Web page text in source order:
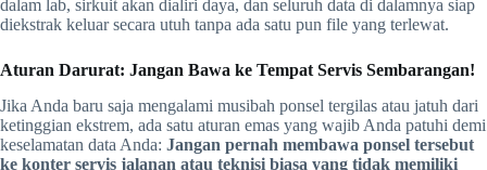
dalam lab, sirkuit akan dialiri daya, dan seluruh data di dalamnya siap
diekstrak keluar secara utuh tanpa ada satu pun file yang terlewat.
Aturan Darurat: Jangan Bawa ke Tempat Servis Sembarangan!
Jika Anda baru saja mengalami musibah ponsel tergilas atau jatuh dari
ketinggian ekstrem, ada satu aturan emas yang wajib Anda patuhi demi
keselamatan data Anda: Jangan pernah membawa ponsel tersebut
ke konter servis jalanan atau teknisi biasa yang tidak memiliki